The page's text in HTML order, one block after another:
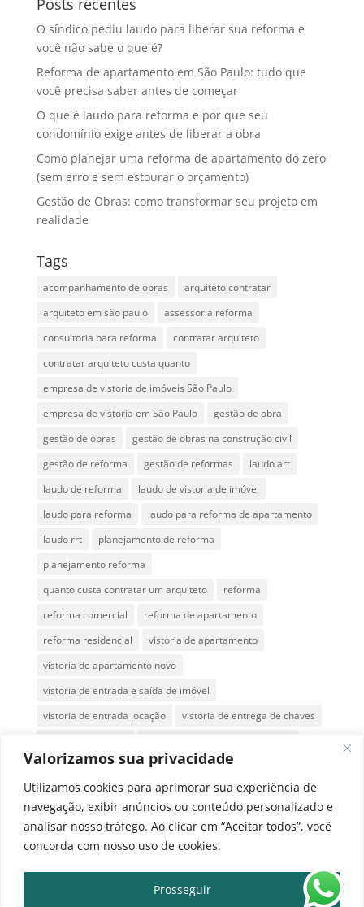
Valorizamos sua privacidade
Utilizamos cookies para aprimorar sua experiência de
navegação, exibir anúncios ou conteúdo personalizado e
analisar nosso tráfego. Ao clicar em “Aceitar todos”, você
concorda com nosso uso de cookies.
Prosseguir
O síndico pediu laudo para liberar sua reforma e
você não sabe o que é?
Reforma de apartamento em São Paulo: tudo que
você precisa saber antes de começar
O que é laudo para reforma e por que seu
condomínio exige antes de liberar a obra
Como planejar uma reforma de apartamento do zero
(sem erro e sem estourar o orçamento)
Gestão de Obras: como transformar seu projeto em
realidade
Tags
acompanhamento de obras
arquiteto contratar
arquiteto em são paulo
assessoria reforma
consultoria para reforma
contratar arquiteto
contratar arquiteto custa quanto
empresa de vistoria de imóveis São Paulo
empresa de vistoria em São Paulo
gestão de obra
gestão de obras
gestão de obras na construção civil
gestão de reforma
gestão de reformas
laudo art
laudo de reforma
laudo de vistoria de imóvel
laudo para reforma
laudo para reforma de apartamento
laudo rrt
planejamento de reforma
planejamento reforma
quanto custa contratar um arquiteto
reforma
reforma comercial
reforma de apartamento
reforma residencial
vistoria de apartamento
vistoria de apartamento novo
vistoria de entrada e saída de imóvel
vistoria de entrada locação
vistoria de entrega de chaves
vistoria de imóvel antes da entrega das chaves
vistoria de imóvel novo
vistoria de imóvel para locação
vistoria de locação
vistoria de recebimento de chaves
vistoria para locação
vistoria técnica de imóvel.